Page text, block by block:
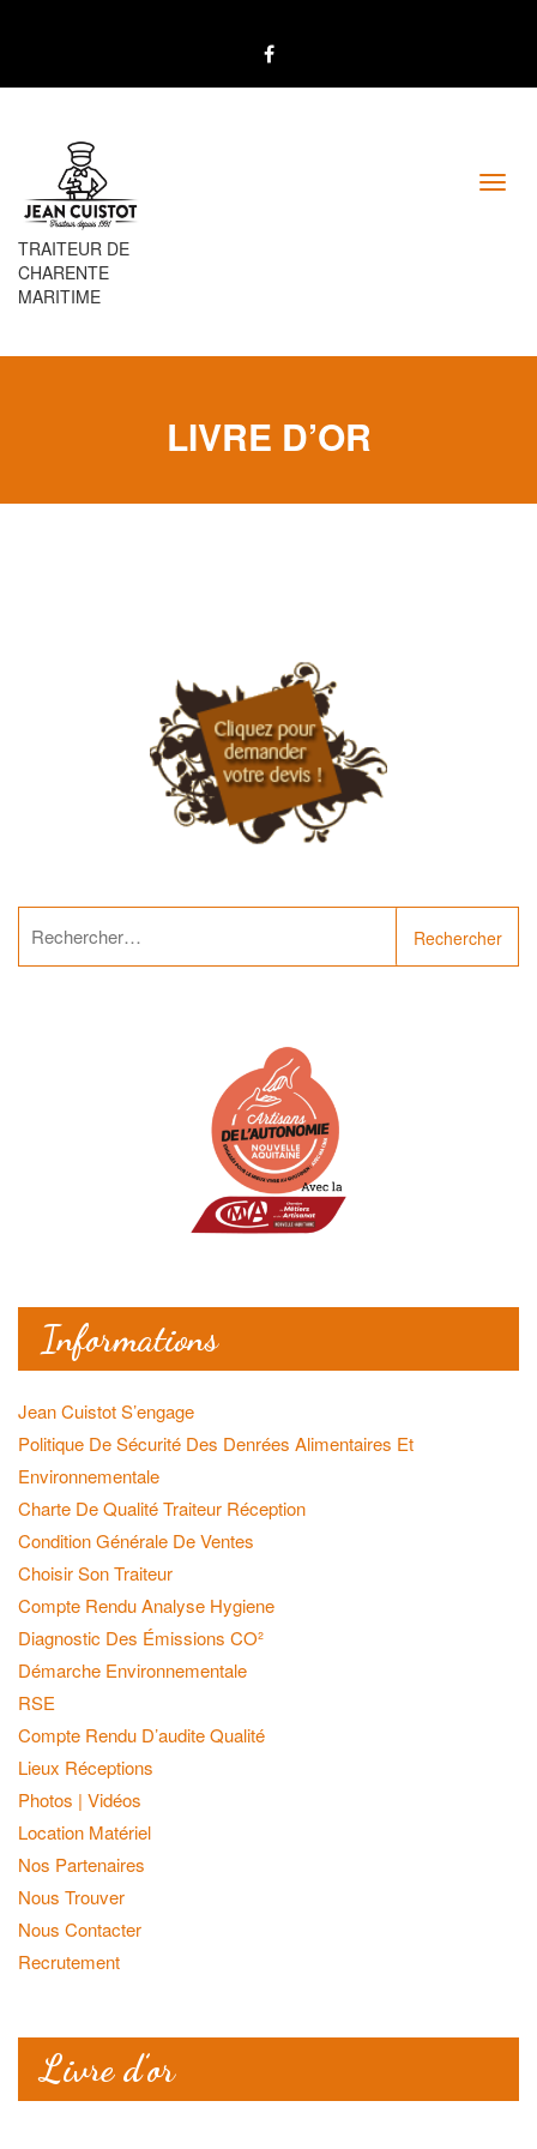
TRAITEUR DE
CHARENTE
MARITIME
LIVRE D’OR
Informations
Jean Cuistot S’engage
Politique De Sécurité Des Denrées Alimentaires Et
Environnementale
Charte De Qualité Traiteur Réception
Condition Générale De Ventes
Choisir Son Traiteur
Compte Rendu Analyse Hygiene
Diagnostic Des Émissions CO²
Démarche Environnementale
RSE
Compte Rendu D’audite Qualité
Lieux Réceptions
Photos | Vidéos
Location Matériel
Nos Partenaires
Nous Trouver
Nous Contacter
Recrutement
Livre d’or